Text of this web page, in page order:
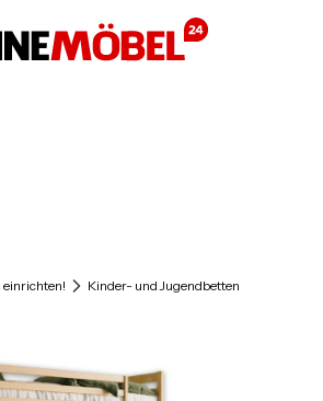
öffnen
0. Details anzeigen
einrichten! Kinder- und Jugendbetten